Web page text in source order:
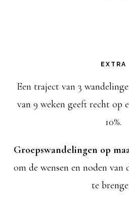
EXTRA
Een traject van 3
van 9 weken geeft recht op
10%.
Groepswandelingen op
om de wensen en noden
te